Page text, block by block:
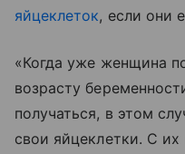
яйцеклеток, если они
«Когда уже женщина
возрасту
получаться, в этом
свои яйцеклетки. С